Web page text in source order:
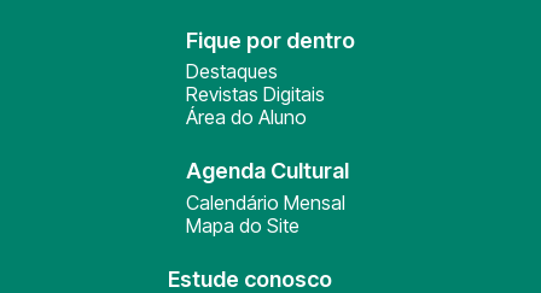
Fique por dentro
Destaques
Revistas Digitais
Área do Aluno
Agenda Cultural
Calendário Mensal
Mapa do Site
Estude conosco